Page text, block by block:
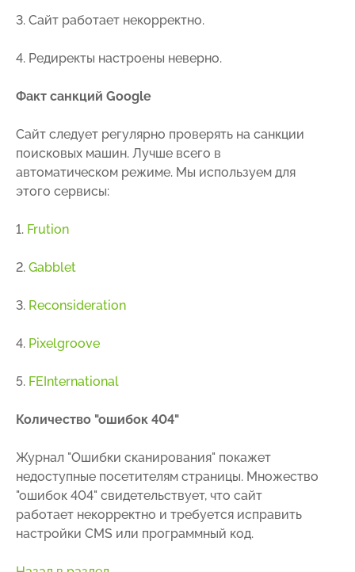
3. Сайт работает некорректно.
4. Редиректы настроены неверно.
Факт санкций Google
Сайт следует регулярно проверять на санкции
поисковых машин. Лучше всего в
автоматическом режиме. Мы используем для
этого сервисы:
1. Frution
2. Gabblet
3. Reconsideration
4. Pixelgroove
5. FEInternational
Количество "ошибок 404"
Журнал "Ошибки сканирования" покажет
недоступные посетителям страницы. Множество
"ошибок 404" свидетельствует, что сайт
работает некорректно и требуется исправить
настройки CMS или программный код.